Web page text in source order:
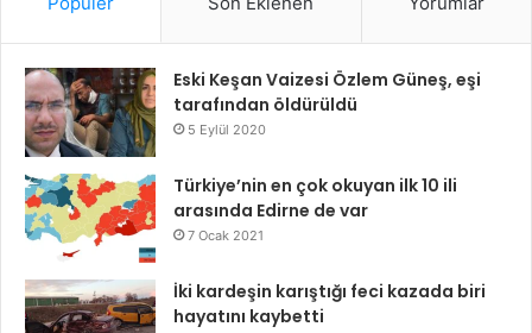
Eski Keşan Vaizesi Özlem Güneş, eşi
tarafından öldürüldü
5 Eylül 2020
Türkiye’nin en çok okuyan ilk 10 ili
arasında Edirne de var
7 Ocak 2021
İki kardeşin karıştığı feci kazada biri
hayatını kaybetti